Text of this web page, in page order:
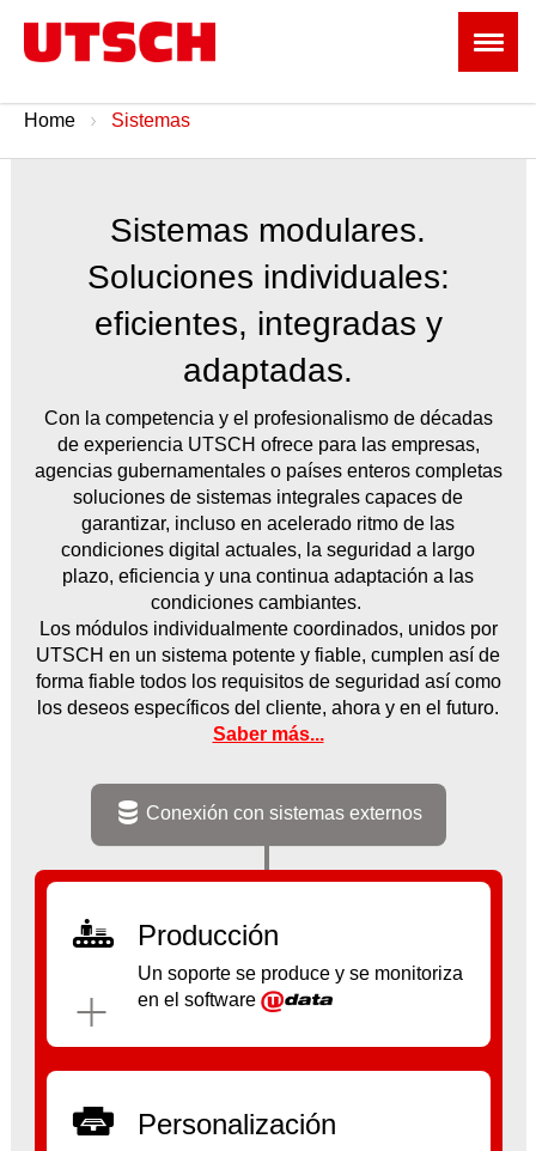
Home Sistemas
Sistemas modulares.
Soluciones individuales:
eficientes, integradas y
adaptadas.
Con la competencia y el profesionalismo de décadas
de experiencia UTSCH ofrece para las empresas,
agencias gubernamentales o países enteros completas
soluciones de sistemas integrales capaces de
garantizar, incluso en acelerado ritmo de las
condiciones digital actuales, la seguridad a largo
plazo, eficiencia y una continua adaptación a las
condiciones cambiantes.
Los módulos individualmente coordinados, unidos por
UTSCH en un sistema potente y fiable, cumplen así de
forma fiable todos los requisitos de seguridad así como
los deseos específicos del cliente, ahora y en el futuro.
Saber más...
Conexión con sistemas externos
Producción
Un soporte se produce y se monitoriza
en el software
Personalización